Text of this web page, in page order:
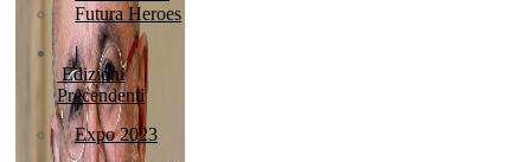
Futura Heroes
|
Edizioni
Precendenti
Expo 2023